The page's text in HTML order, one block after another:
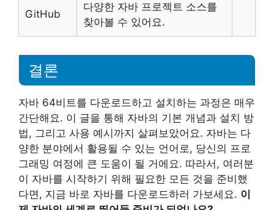
GitHub
다양한 자바 프로젝트 소스를
찾아볼 수 있어요.
결론
자바 64비트를 다운로드하고 설치하는 과정은 매우
간단해요. 이 글을 통해 자바의 기본 개념과 설치 방
법, 그리고 사용 예시까지 살펴보았어요. 자바는 다
양한 분야에서 활용될 수 있는 언어로, 당신의 프로
그래밍 여정에 큰 도움이 될 거에요. 따라서, 여러분
이 자바를 시작하기 위해 필요한 모든 것을 준비했
다면, 지금 바로 자바를 다운로드하러 가보세요. 이